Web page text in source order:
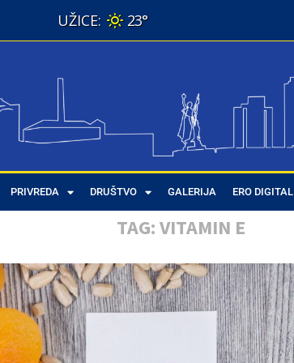
23°
PRIVREDA DRUŠTVO GALERIJA ERO DIGITAL
TAG:VITAMIN E